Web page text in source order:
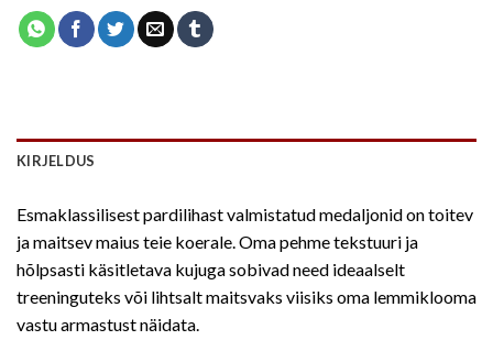
KIRJELDUS
Esmaklassilisest pardilihast valmistatud medaljonid on toitev
ja maitsev maius teie koerale. Oma pehme tekstuuri ja
hõlpsasti käsitletava kujuga sobivad need ideaalselt
treeninguteks või lihtsalt maitsvaks viisiks oma lemmiklooma
vastu armastust näidata.